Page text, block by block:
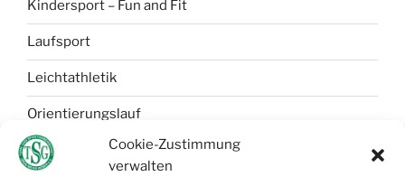
Cookie-Zustimmung
verwalten
Kindersport – Fun and Fit
Laufsport
Leichtathletik
Orientierungslauf
Selbstverteidigung